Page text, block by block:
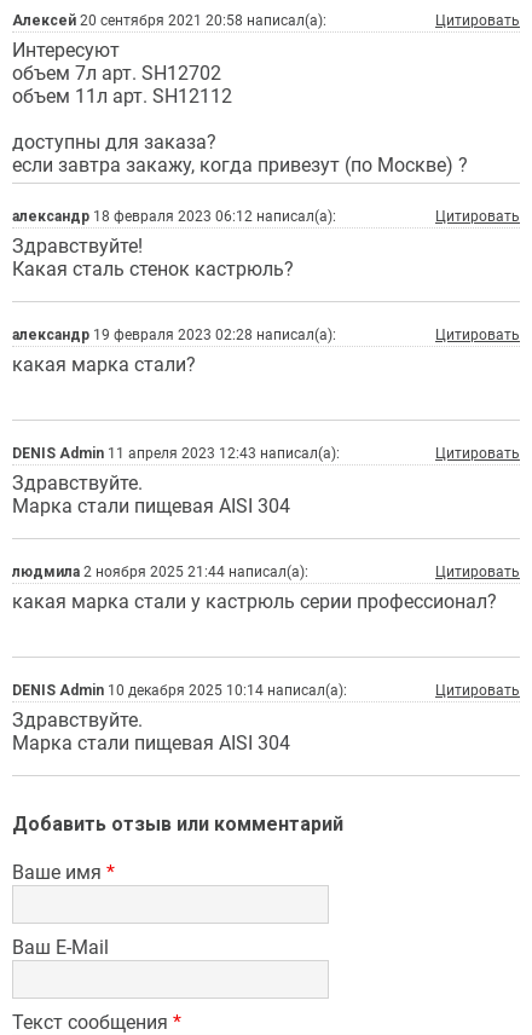
Алексей 20 сентября 2021 20:58 написал(а): Цитировать
Интересуют
объем 7л арт. SH12702
объем 11л арт. SH12112
доступны для заказа?
если завтра закажу, когда привезут (по Москве) ?
александр 18 февраля 2023 06:12 написал(а): Цитировать
Здравствуйте!
Какая сталь стенок кастрюль?
александр 19 февраля 2023 02:28 написал(а): Цитировать
какая марка стали?
DENIS Admin 11 апреля 2023 12:43 написал(а): Цитировать
Здравствуйте.
Марка стали пищевая AISI 304
людмила 2 ноября 2025 21:44 написал(а): Цитировать
какая марка стали у кастрюль серии профессионал?
DENIS Admin 10 декабря 2025 10:14 написал(а): Цитировать
Здравствуйте.
Марка стали пищевая AISI 304
Добавить отзыв или комментарий
Ваше имя *
Ваш E-Mail
Текст сообщения *